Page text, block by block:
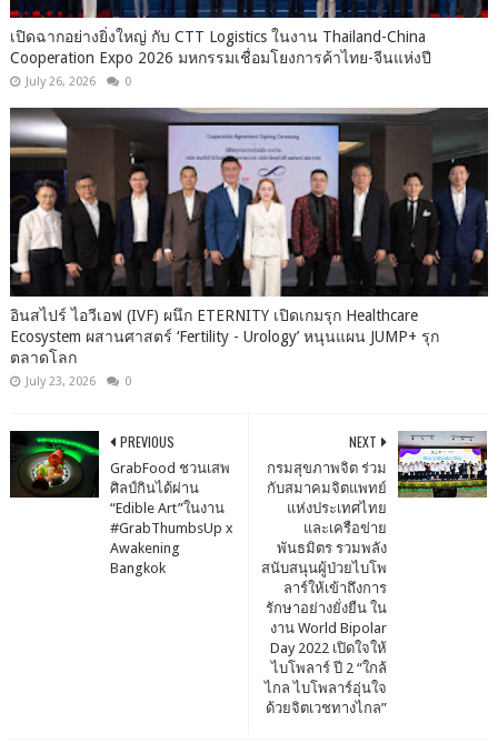
เปิดฉากอย่างยิ่งใหญ่ กับ CTT Logistics ในงาน Thailand-China
Cooperation Expo 2026 มหกรรมเชื่อมโยงการค้าไทย-จีนแห่งปี
July 26, 2026 0
อินสไปร์ ไอวีเอฟ (IVF) ผนึก ETERNITY เปิดเกมรุก Healthcare
Ecosystem ผสานศาสตร์ ‘Fertility - Urology’ หนุนแผน JUMP+ รุก
ตลาดโลก
July 23, 2026 0
NEXT
กรมสุขภาพจิต ร่วม
กับสมาคมจิตแพทย์
แห่งประเทศไทย
และเครือข่าย
พันธมิตร รวมพลัง
สนับสนุนผู้ป่วยไบโพ
ลาร์ให้เข้าถึงการ
รักษาอย่างยั่งยืน ใน
งาน World Bipolar
Day 2022 เปิดใจให้
ไบโพลาร์ ปี 2 “ใกล้
ไกล ไบโพลาร์อุ่นใจ
ด้วยจิตเวชทางไกล”
PREVIOUS
GrabFood ชวนเสพ
ศิลป์กินได้ผ่าน
“Edible Art”ในงาน
#GrabThumbsUp x
Awakening
Bangkok